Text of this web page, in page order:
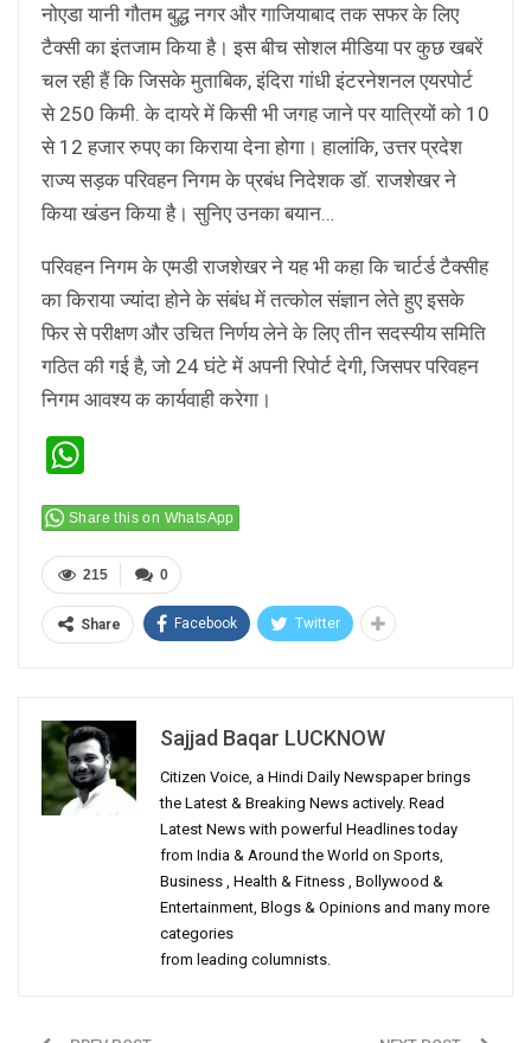
नोएडा यानी गौतम बुद्ध नगर और गाजियाबाद तक सफर के लिए
टैक्सी का इंतजाम किया है। इस बीच सोशल मीडिया पर कुछ खबरें
चल रही हैं कि जिसके मुताबिक, इंदिरा गांधी इंटरनेशनल एयरपोर्ट
से 250 किमी. के दायरे में किसी भी जगह जाने पर यात्रियों को 10
से 12 हजार रुपए का किराया देना होगा। हालांकि, उत्तर प्रदेश
राज्य सड़क परिवहन निगम के प्रबंध निदेशक डॉ. राजशेखर ने
किया खंडन किया है। सुनिए उनका बयान…
परिवहन निगम के एमडी राजशेखर ने यह भी कहा कि चार्टर्ड टैक्सीह
का किराया ज्यांदा होने के संबंध में तत्काेल संज्ञान लेते हुए इसके
फिर से परीक्षण और उचित निर्णय लेने के लिए तीन सदस्यी‍य समिति
गठित की गई है, जो 24 घंटे में अपनी रिपोर्ट देगी, जिसपर परिवहन
निगम आवश्य क कार्यवाही करेगा।
Share this on WhatsApp
0
215
Share Facebook Twitter
Sajjad Baqar LUCKNOW
Citizen Voice, a Hindi Daily Newspaper brings
the Latest & Breaking News actively. Read
Latest News with powerful Headlines today
from India & Around the World on Sports,
Business , Health & Fitness , Bollywood &
Entertainment, Blogs & Opinions and many more
categories
from leading columnists.